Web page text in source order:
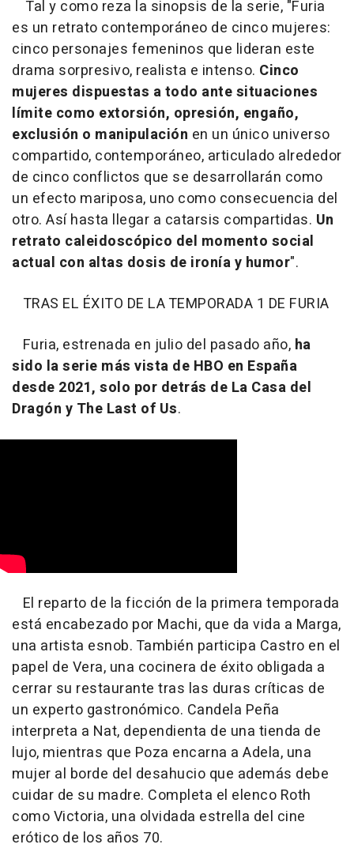
Tal y como reza la sinopsis de la serie, "Furia
es un retrato contemporáneo de cinco mujeres:
cinco personajes femeninos que lideran este
drama sorpresivo, realista e intenso. Cinco
mujeres dispuestas a todo ante situaciones
límite como extorsión, opresión, engaño,
exclusión o manipulación en un único universo
compartido, contemporáneo, articulado alrededor
de cinco conflictos que se desarrollarán como
un efecto mariposa, uno como consecuencia del
otro. Así hasta llegar a catarsis compartidas. Un
retrato caleidoscópico del momento social
actual con altas dosis de ironía y humor".
TRAS EL ÉXITO DE LA TEMPORADA 1 DE FURIA
Furia, estrenada en julio del pasado año, ha
sido la serie más vista de HBO en España
desde 2021, solo por detrás de La Casa del
Dragón y The Last of Us.
El reparto de la ficción de la primera temporada
está encabezado por Machi, que da vida a Marga,
una artista esnob. También participa Castro en el
papel de Vera, una cocinera de éxito obligada a
cerrar su restaurante tras las duras críticas de
un experto gastronómico. Candela Peña
interpreta a Nat, dependienta de una tienda de
lujo, mientras que Poza encarna a Adela, una
mujer al borde del desahucio que además debe
cuidar de su madre. Completa el elenco Roth
como Victoria, una olvidada estrella del cine
erótico de los años 70.